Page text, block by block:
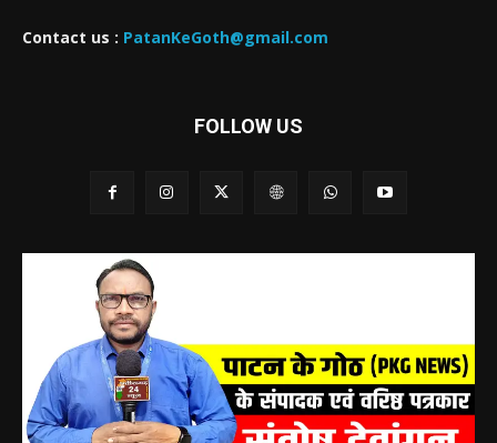
Contact us : PatanKeGoth@gmail.com
FOLLOW US